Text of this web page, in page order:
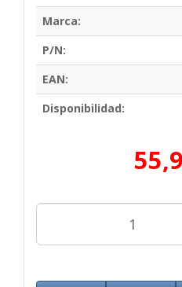
Marca:
P/N:
EAN:
Disponibilidad: